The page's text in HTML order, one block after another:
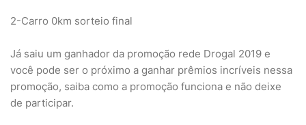
2-Carro 0km sorteio final
Já saiu um ganhador da promoção rede Drogal 2019 e
você pode ser o próximo a ganhar prêmios incríveis nessa
promoção, saiba como a promoção funciona e não deixe
de participar.